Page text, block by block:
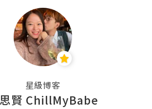
星級博客
賢 ChillMyBabe